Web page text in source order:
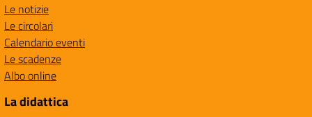
Le notizie
Le circolari
Calendario eventi
Le scadenze
Albo online
La didattica